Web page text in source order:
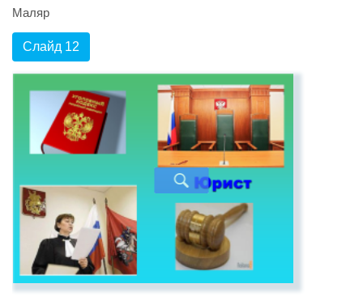
Маляр
Слайд 12